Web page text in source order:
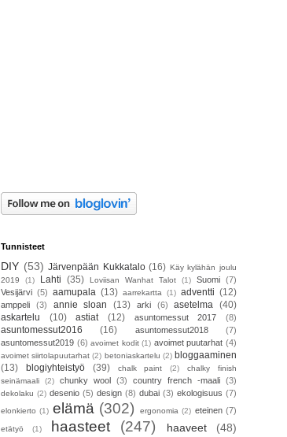
Tunnisteet
DIY (53) Järvenpään Kukkatalo (16) Käy kylähän joulu
2019
(1) Lahti (35) Loviisan Wanhat Talot (1) Suomi (7)
Vesijärvi (5) aamupala (13) aarrekartta (1) adventti (12)
amppeli (3) annie sloan (13) arki (6) asetelma (40)
askartelu
(10) astiat (12) asuntomessut 2017 (8)
asuntomessut2016 (16) asuntomessut2018
(7)
asuntomessut2019 (6) avoimet kodit (1) avoimet puutarhat (4)
avoimet siirtolapuutarhat (2) betoniaskartelu (2) bloggaaminen
(13)
blogiyhteistyö (39) chalk paint (2)
chalky finish
seinämaali
(2) chunky wool (3) country french -maali (3)
dekolaku (2) desenio (5) design (8) dubai (3) ekologisuus (7)
elonkierto (1) elämä (302) ergonomia (2) eteinen (7)
etätyö (1) haasteet (247) haaveet (48)